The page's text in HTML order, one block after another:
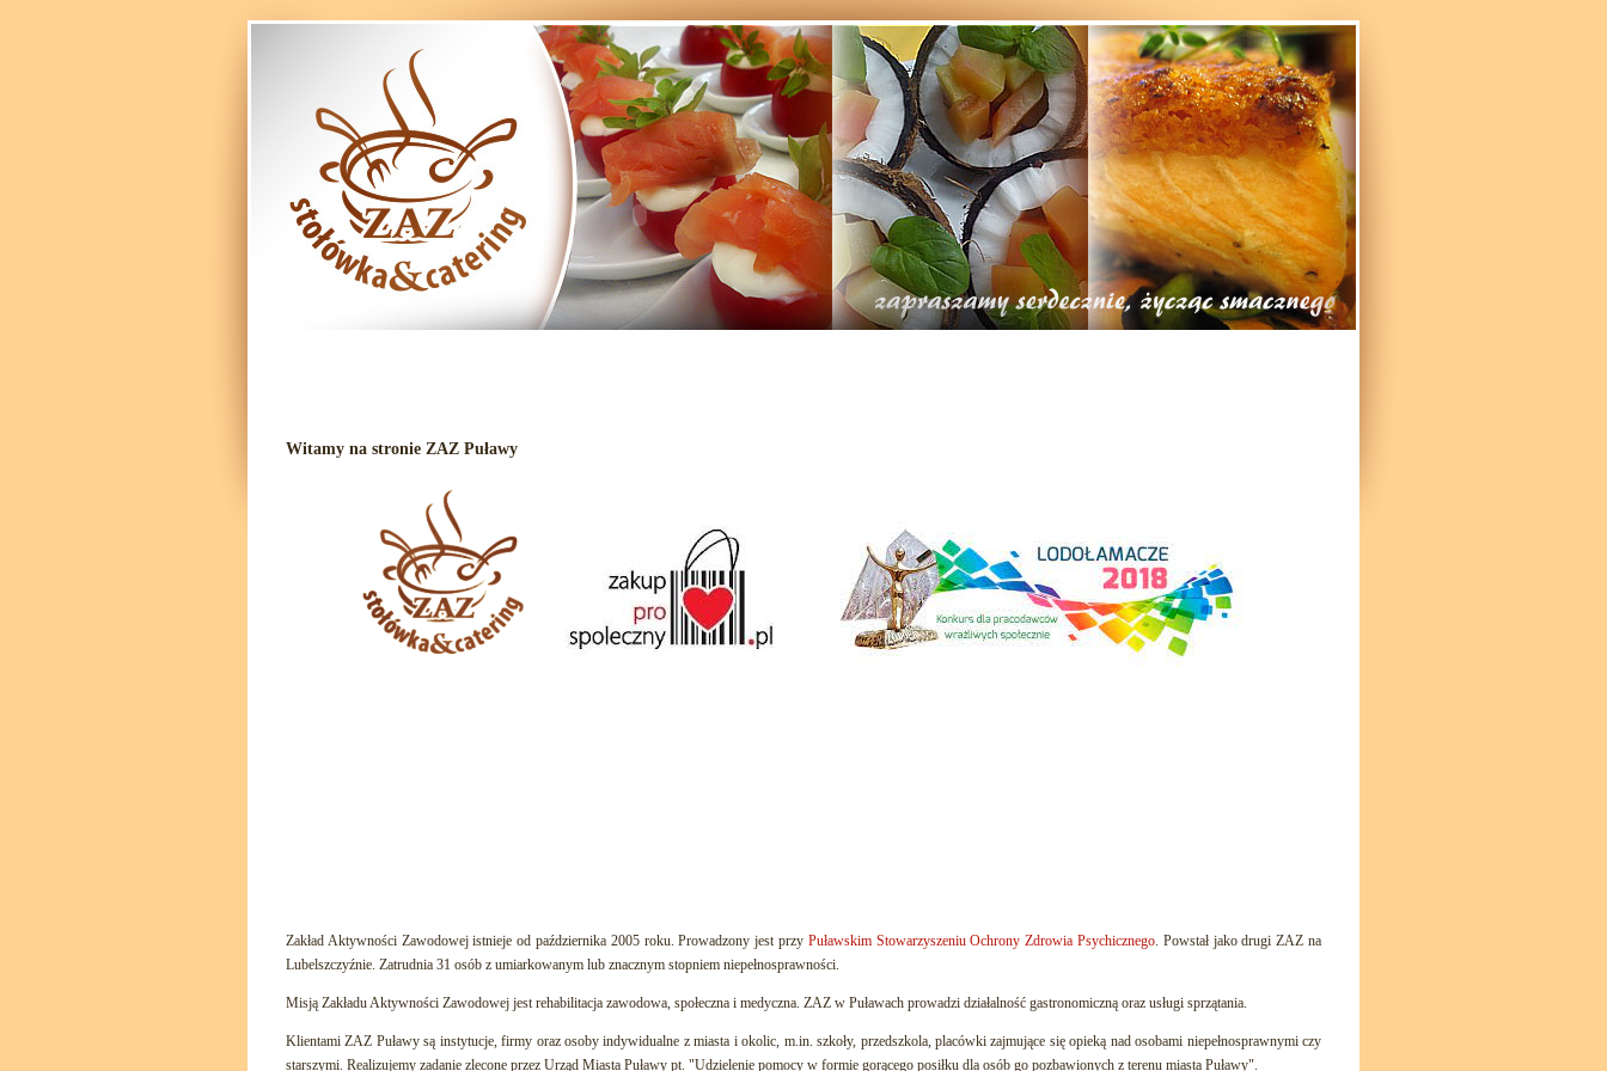
Witamy na stronie ZAZ Puławy
Zakład Aktywności Zawodowej istnieje od października 2005 roku. Prowadzony jest przy Puławskim Stowarzyszeniu Ochrony Zdrowia Psychicznego. Powstał jako drugi ZAZ na
Lubelszczyźnie. Zatrudnia 31 osób z umiarkowanym lub znacznym stopniem niepełnosprawności.
Misją Zakładu Aktywności Zawodowej jest rehabilitacja zawodowa, społeczna i medyczna. ZAZ w Puławach prowadzi działalność gastronomiczną oraz usługi sprzątania.
Klientami ZAZ Puławy są instytucje, firmy oraz osoby indywidualne z miasta i okolic, m.in. szkoły, przedszkola, placówki zajmujące się opieką nad osobami niepełnosprawnymi czy
starszymi. Realizujemy zadanie zlecone przez Urząd Miasta Puławy pt. "Udzielenie pomocy w formie gorącego posiłku dla osób go pozbawionych z terenu miasta Puławy".